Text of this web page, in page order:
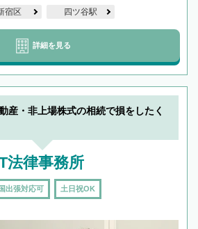
宿区 四ツ谷駅
詳細を見る
産・非上場株式の相続で損をしたく
法律事務所
出張対応可 土日祝OK